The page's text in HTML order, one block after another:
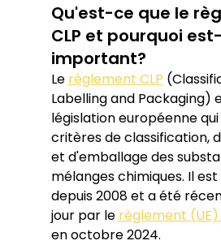
Qu'est-ce que le
CLP et pourquoi
important?
Le règlement CLP
Labelling and Packaging)
législation européenne
critères de classification,
et d'emballage des
mélanges chimiques. Il
depuis 2008 et a été
jour par le règlement
en octobre 2024.